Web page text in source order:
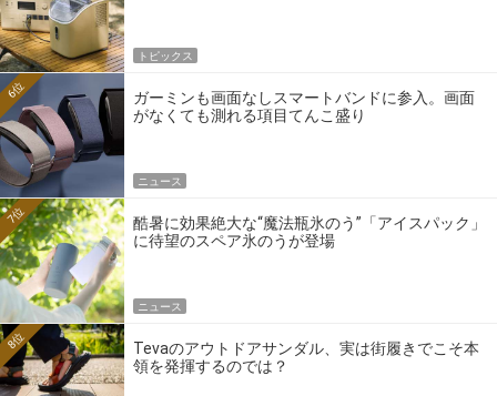
トピックス
ガーミンも画面なしスマートバンドに参入。画面
がなくても測れる項目てんこ盛り
6位
ニュース
酷暑に効果絶大な“魔法瓶氷のう”「アイスパック」
に待望のスペア氷のうが登場
7位
ニュース
Tevaのアウトドアサンダル、実は街履きでこそ本
領を発揮するのでは？
8位